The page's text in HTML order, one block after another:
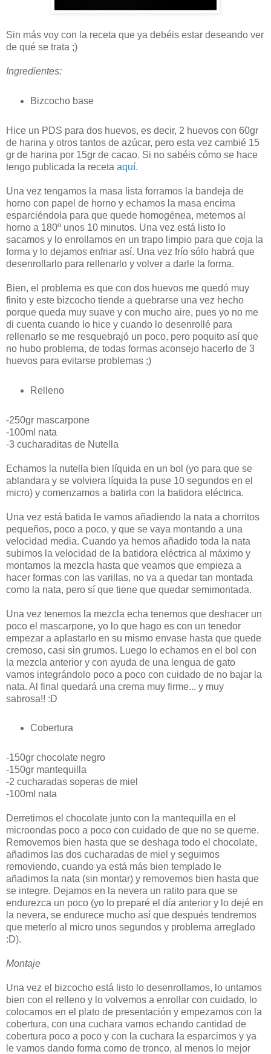
Sin más voy con la receta que ya debéis estar deseando ver
de qué se trata ;)
Ingredientes:
Bizcocho base
Hice un PDS para dos huevos, es decir, 2 huevos con 60gr
de harina y otros tantos de azúcar, pero esta vez cambié 15
gr de harina por 15gr de cacao. Si no sabéis cómo se hace
tengo publicada la receta aquí.
Una vez tengamos la masa lista forramos la bandeja de
horno con papel de horno y echamos la masa encima
esparciéndola para que quede homogénea, metemos al
horno a 180º unos 10 minutos. Una vez está listo lo
sacamos y lo enrollamos en un trapo limpio para que coja la
forma y lo dejamos enfriar así. Una vez frío sólo habrá que
desenrollarlo para rellenarlo y volver a darle la forma.
Bien, el problema es que con dos huevos me quedó muy
finito y este bizcocho tiende a quebrarse una vez hecho
porque queda muy suave y con mucho aire, pues yo no me
di cuenta cuando lo hice y cuando lo desenrollé para
rellenarlo se me resquebrajó un poco, pero poquito así que
no hubo problema, de todas formas aconsejo hacerlo de 3
huevos para evitarse problemas ;)
Relleno
-250gr mascarpone
-100ml nata
-3 cucharaditas de Nutella
Echamos la nutella bien líquida en un bol (yo para que se
ablandara y se volviera líquida la puse 10 segundos en el
micro) y comenzamos a batirla con la batidora eléctrica.
Una vez está batida le vamos añadiendo la nata a chorritos
pequeños, poco a poco, y que se vaya montando a una
velocidad media. Cuando ya hemos añadido toda la nata
subimos la velocidad de la batidora eléctrica al máximo y
montamos la mezcla hasta que veamos que empieza a
hacer formas con las varillas, no va a quedar tan montada
como la nata, pero sí que tiene que quedar semimontada.
Una vez tenemos la mezcla echa tenemos que deshacer un
poco el mascarpone, yo lo que hago es con un tenedor
empezar a aplastarlo en su mismo envase hasta que quede
cremoso, casi sin grumos. Luego lo echamos en el bol con
la mezcla anterior y con ayuda de una lengua de gato
vamos integrándolo poco a poco con cuidado de no bajar la
nata. Al final quedará una crema muy firme... y muy
sabrosa!! :D
Cobertura
-150gr chocolate negro
-150gr mantequilla
-2 cucharadas soperas de miel
-100ml nata
Derretimos el chocolate junto con la mantequilla en el
microondas poco a poco con cuidado de que no se queme.
Removemos bien hasta que se deshaga todo el chocolate,
añadimos las dos cucharadas de miel y seguimos
removiendo, cuando ya está más bien templado le
añadimos la nata (sin montar) y removemos bien hasta que
se integre. Dejamos en la nevera un ratito para que se
endurezca un poco (yo lo preparé el día anterior y lo dejé en
la nevera, se endurece mucho así que después tendremos
que meterlo al micro unos segundos y problema arreglado
:D).
Montaje
Una vez el bizcocho está listo lo desenrollamos, lo untamos
bien con el relleno y lo volvemos a enrollar con cuidado, lo
colocamos en el plato de presentación y empezamos con la
cobertura, con una cuchara vamos echando cantidad de
cobertura poco a poco y con la cuchara la esparcimos y ya
le vamos dando forma como de tronco, al menos lo mejor